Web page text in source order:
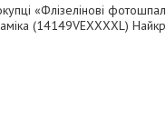
«Флізелінові
(14149VEXXXXL)